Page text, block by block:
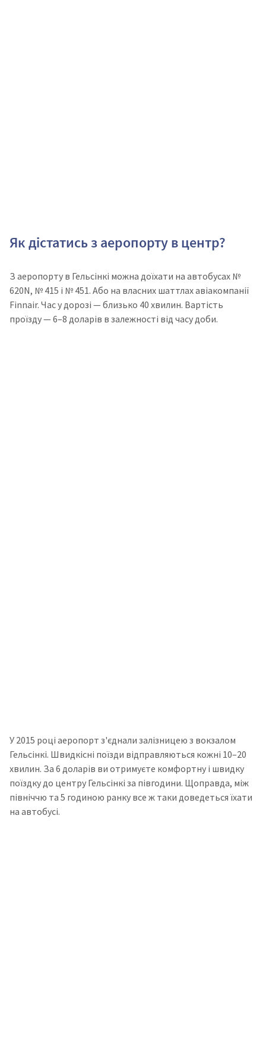
Як дістатись з аеропорту в центр?
З аеропорту в Гельсінкі можна доїхати на автобусах №
620N, № 415 і № 451. Або на власних шаттлах авіакомпанії
Finnair. Час у дорозі — близько 40 хвилин. Вартість
проїзду — 6–8 доларів в залежності від часу доби.
У 2015 році аеропорт з'єднали залізницею з вокзалом
Гельсінкі. Швидкісні поїзди відправляються кожні 10–20
хвилин. За 6 доларів ви отримуєте комфортну і швидку
поїздку до центру Гельсінкі за півгодини. Щоправда, між
північчю та 5 годиною ранку все ж таки доведеться їхати
на автобусі.